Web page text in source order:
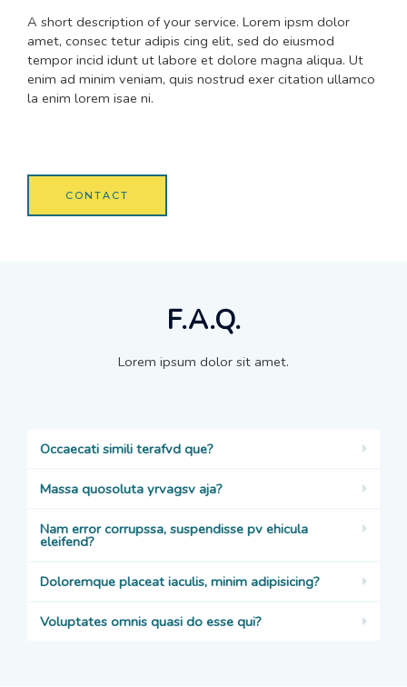
A short description of your service. Lorem ipsm dolor
amet, consec tetur adipis cing elit, sed do eiusmod
tempor incid idunt ut labore et dolore magna aliqua. Ut
enim ad minim veniam, quis nostrud exer citation ullamco
la enim lorem isae ni.
CONTACT
F.A.Q.
Lorem ipsum dolor sit amet.
Occaecati simili terafvd que?
Massa quosoluta yrvagsv aja?
Nam error corrupssa, suspendisse pv ehicula
eleifend?
Doloremque placeat iaculis, minim adipisicing?
Voluptates omnis quasi do esse qui?